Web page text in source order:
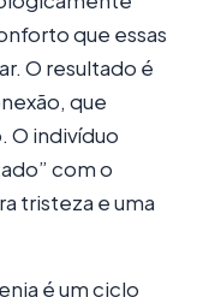
que essas
O resultado é
que
O indivíduo
com o
tristeza e uma
é um ciclo